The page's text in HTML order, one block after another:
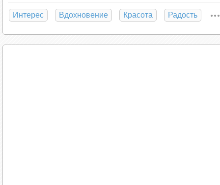
Интерес Вдохновение Красота Радость